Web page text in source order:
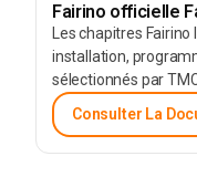
Fairino officielle
Les chapitres
installation,
sélectionnés par
Consulter La